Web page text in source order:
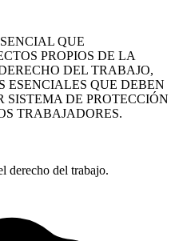
QUE
PROPIOS DE LA
DEL TRABAJO,
ESENCIALES QUE DEBEN
DE PROTECCIÓN
TRABAJADORES.
derecho del trabajo.